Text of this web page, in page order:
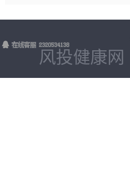
风投健康网